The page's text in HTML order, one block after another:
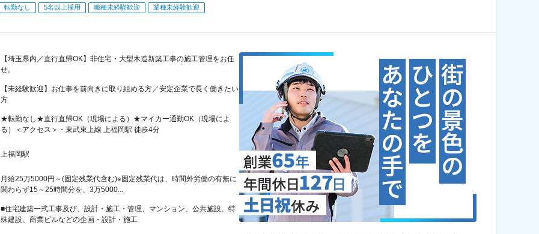
転勤なし 5名以上採用 職種未経験歓迎 業種未経験歓迎
【埼玉県内／直行直帰OK】非住宅・大型木造新築工事の施工管理をお任
せ。
【未経験歓迎】お仕事を前向きに取り組める方／安定企業で長く働きたい
方
★転勤なし★直行直帰OK（現場による）★マイカー通勤OK（現場によ
る）＜アクセス＞・東武東上線 上福岡駅 徒歩4分
上福岡駅
月給25万5000円～(固定残業代含む)※固定残業代は、時間外労働の有無に
関わらず15～25時間分を、3万5000...
■住宅建築一式工事及び、設計・施工・管理、マンション、公共施設、特
殊建設、商業ビルなどの企画・設計・施工